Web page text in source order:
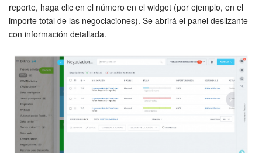
reporte, haga clic en el número en el widget (por ejemplo, en el
importe total de las negociaciones). Se abrirá el panel deslizante
con información detallada.